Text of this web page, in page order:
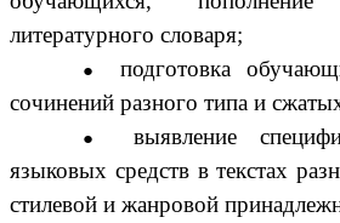
литературного словаря;
подготовка
сочинений разного типа и
выявление
языковых средств в текстах
стилевой и жанровой